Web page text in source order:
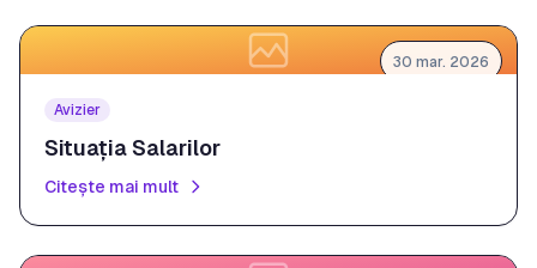
30 mar. 2026
Avizier
Situația Salarilor
Citește mai mult